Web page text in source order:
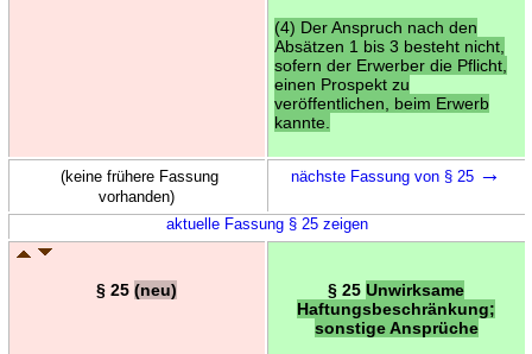
(4) Der Anspruch nach den
Absätzen 1 bis 3 besteht nicht,
sofern der Erwerber die Pflicht,
einen Prospekt zu
veröffentlichen, beim Erwerb
kannte.
(keine frühere Fassung
vorhanden)
nächste Fassung von § 25 →
aktuelle Fassung § 25 zeigen
§ 25 (neu) § 25 Unwirksame
Haftungsbeschränkung;
sonstige Ansprüche